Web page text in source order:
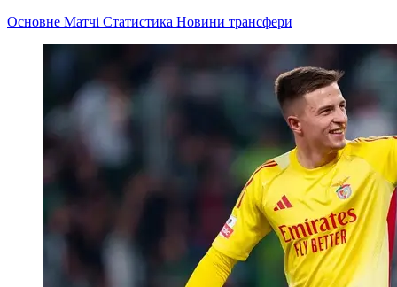
Основне Матчі Статистика Новини трансфери